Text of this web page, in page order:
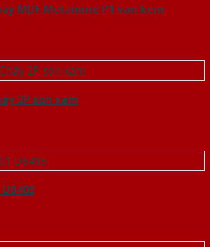
MDF Melamine P1 van kem
2P son xam
U6405